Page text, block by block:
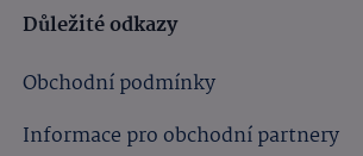
Důležité odkazy
Obchodní podmínky
Informace pro obchodní partnery